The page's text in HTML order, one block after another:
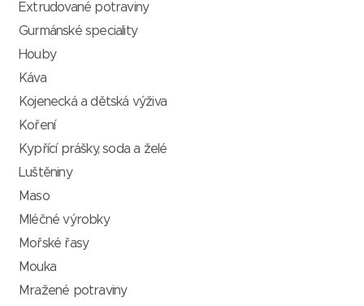
Extrudované potraviny
Gurmánské speciality
Houby
Káva
Kojenecká a dětská výživa
Koření
Kypřící prášky, soda a želé
Luštěniny
Maso
Mléčné výrobky
Mořské řasy
Mouka
Mražené potraviny